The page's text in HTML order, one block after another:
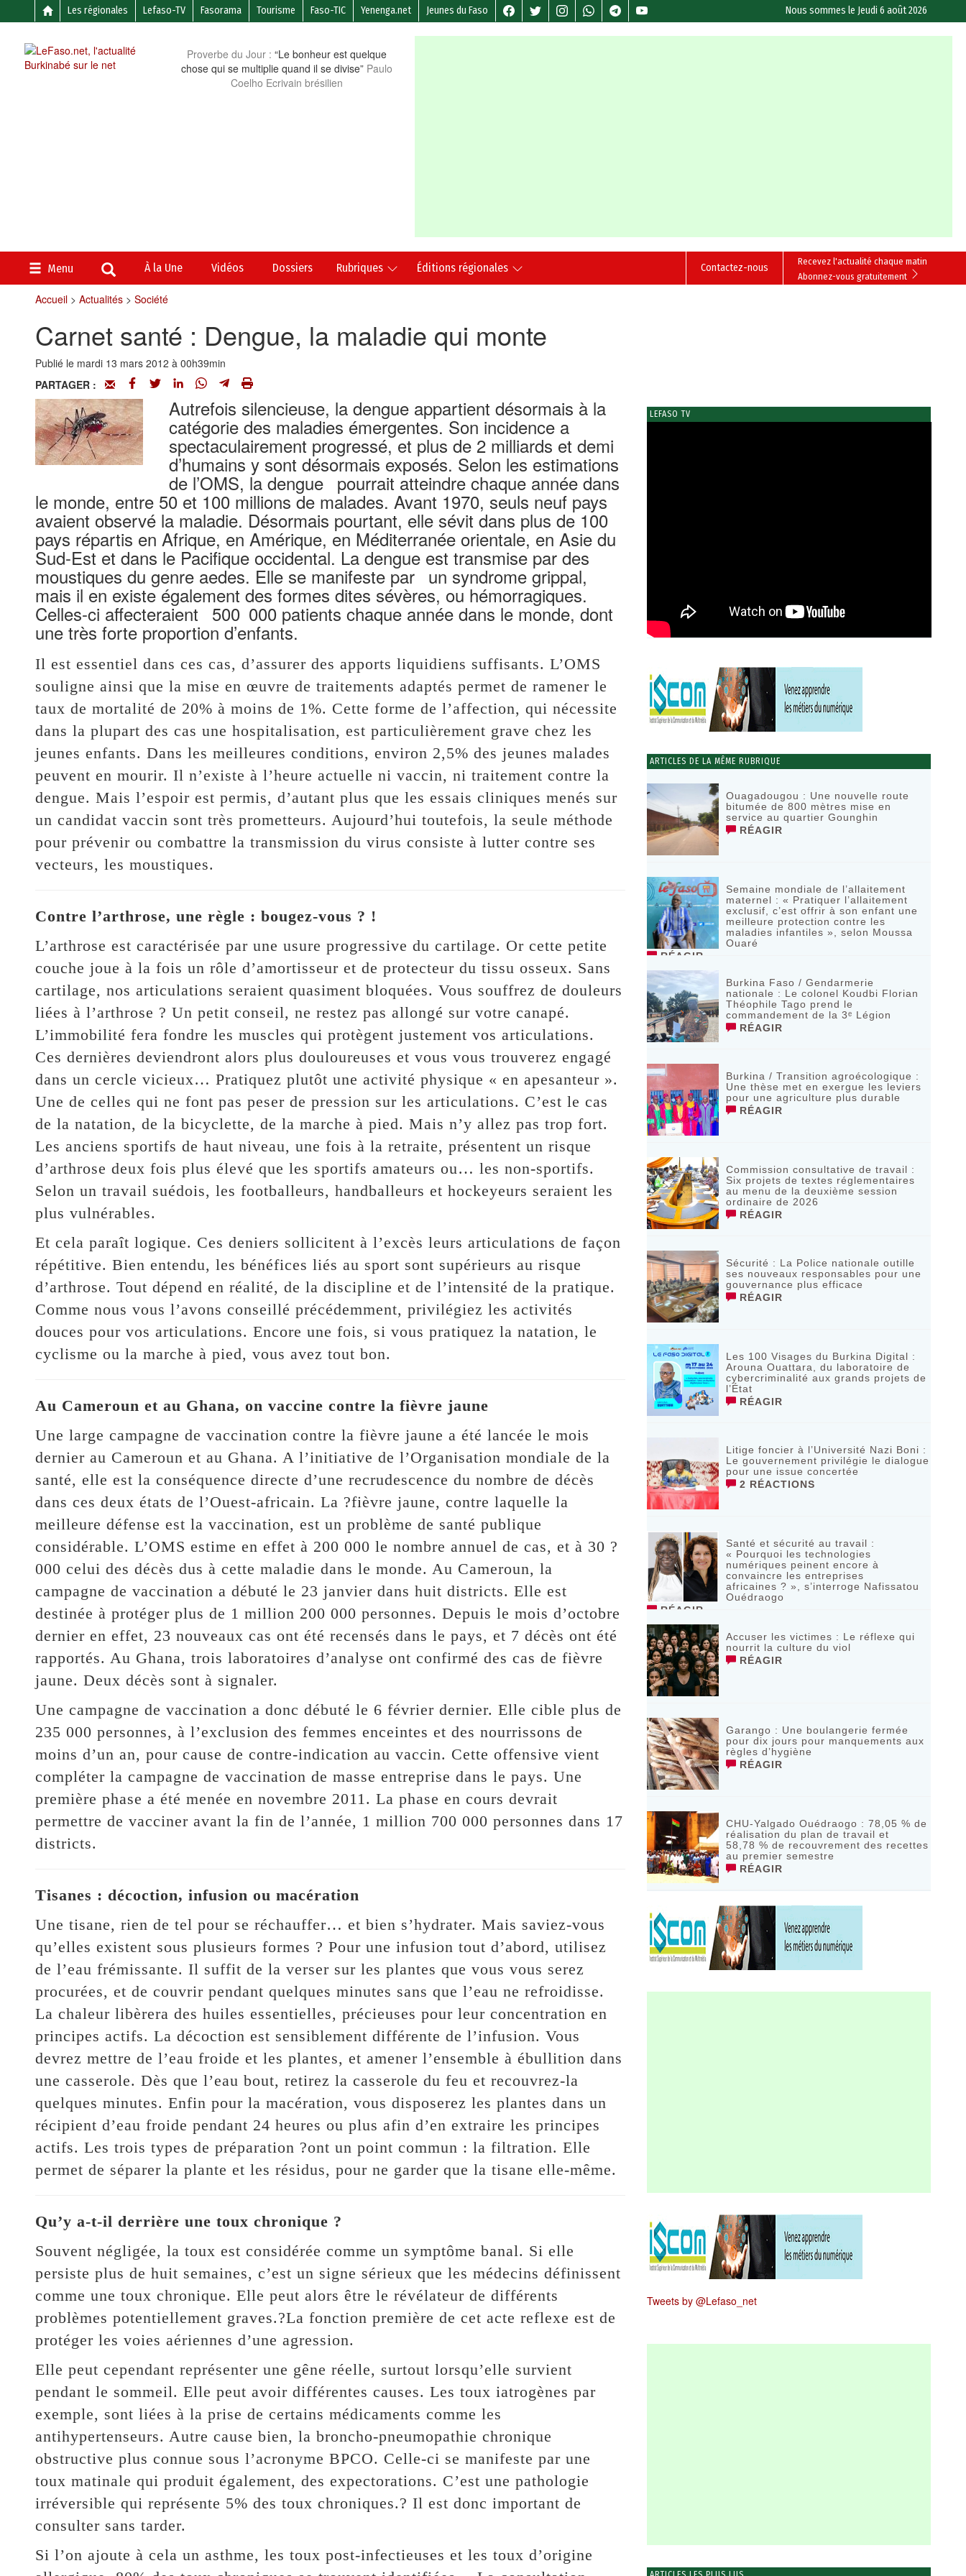
Les régionales Lefaso-TV Fasorama Tourisme Faso-TIC Yenenga.net Jeunes du Faso Nous sommes le Jeudi 6 août 2026
Proverbe du Jour : “Le bonheur est quelque
chose qui se multiplie quand il se divise” Paulo
Coelho Ecrivain brésilien
Menu À la Une Vidéos Dossiers Rubriques Éditions régionales
Recevez l'actualité chaque matin
Abonnez-vous gratuitement
Contactez-nous
Accueil> Actualités> Société
Carnet santé : Dengue, la maladie qui monte
Publié le mardi 13 mars 2012 à 00h39min
PARTAGER :
Autrefois silencieuse, la dengue appartient désormais à la
catégorie des maladies émergentes. Son incidence a
spectaculairement progressé, et plus de 2 milliards et demi
d’humains y sont désormais exposés. Selon les estimations
de l’OMS, la dengue pourrait atteindre chaque année dans
le monde, entre 50 et 100 millions de malades. Avant 1970, seuls neuf pays
avaient observé la maladie. Désormais pourtant, elle sévit dans plus de 100
pays répartis en Afrique, en Amérique, en Méditerranée orientale, en Asie du
Sud-Est et dans le Pacifique occidental. La dengue est transmise par des
moustiques du genre aedes. Elle se manifeste par un syndrome grippal,
mais il en existe également des formes dites sévères, ou hémorragiques.
Celles-ci affecteraient 500 000 patients chaque année dans le monde, dont
une très forte proportion d’enfants.
Il est essentiel dans ces cas, d’assurer des apports liquidiens suffisants. L’OMS
souligne ainsi que la mise en œuvre de traitements adaptés permet de ramener le
taux de mortalité de 20% à moins de 1%. Cette forme de l’affection, qui nécessite
dans la plupart des cas une hospitalisation, est particulièrement grave chez les
jeunes enfants. Dans les meilleures conditions, environ 2,5% des jeunes malades
peuvent en mourir. Il n’existe à l’heure actuelle ni vaccin, ni traitement contre la
dengue. Mais l’espoir est permis, d’autant plus que les essais cliniques menés sur
un candidat vaccin sont très prometteurs. Aujourd’hui toutefois, la seule méthode
pour prévenir ou combattre la transmission du virus consiste à lutter contre ses
vecteurs, les moustiques.
Contre l’arthrose, une règle : bougez-vous ? !
L’arthrose est caractérisée par une usure progressive du cartilage. Or cette petite
couche joue à la fois un rôle d’amortisseur et de protecteur du tissu osseux. Sans
cartilage, nos articulations seraient quasiment bloquées. Vous souffrez de douleurs
liées à l’arthrose ? Un petit conseil, ne restez pas allongé sur votre canapé.
L’immobilité fera fondre les muscles qui protègent justement vos articulations.
Ces dernières deviendront alors plus douloureuses et vous vous trouverez engagé
dans un cercle vicieux… Pratiquez plutôt une activité physique « en apesanteur ».
Une de celles qui ne font pas peser de pression sur les articulations. C’est le cas
de la natation, de la bicyclette, de la marche à pied. Mais n’y allez pas trop fort.
Les anciens sportifs de haut niveau, une fois à la retraite, présentent un risque
d’arthrose deux fois plus élevé que les sportifs amateurs ou… les non-sportifs.
Selon un travail suédois, les footballeurs, handballeurs et hockeyeurs seraient les
plus vulnérables.
Et cela paraît logique. Ces deniers sollicitent à l’excès leurs articulations de façon
répétitive. Bien entendu, les bénéfices liés au sport sont supérieurs au risque
d’arthrose. Tout dépend en réalité, de la discipline et de l’intensité de la pratique.
Comme nous vous l’avons conseillé précédemment, privilégiez les activités
douces pour vos articulations. Encore une fois, si vous pratiquez la natation, le
cyclisme ou la marche à pied, vous avez tout bon.
Au Cameroun et au Ghana, on vaccine contre la fièvre jaune
Une large campagne de vaccination contre la fièvre jaune a été lancée le mois
dernier au Cameroun et au Ghana. A l’initiative de l’Organisation mondiale de la
santé, elle est la conséquence directe d’une recrudescence du nombre de décès
dans ces deux états de l’Ouest-africain. La ?fièvre jaune, contre laquelle la
meilleure défense est la vaccination, est un problème de santé publique
considérable. L’OMS estime en effet à 200 000 le nombre annuel de cas, et à 30 ?
000 celui des décès dus à cette maladie dans le monde. Au Cameroun, la
campagne de vaccination a débuté le 23 janvier dans huit districts. Elle est
destinée à protéger plus de 1 million 200 000 personnes. Depuis le mois d’octobre
dernier en effet, 23 nouveaux cas ont été recensés dans le pays, et 7 décès ont été
rapportés. Au Ghana, trois laboratoires d’analyse ont confirmé des cas de fièvre
jaune. Deux décès sont à signaler.
Une campagne de vaccination a donc débuté le 6 février dernier. Elle cible plus de
235 000 personnes, à l’exclusion des femmes enceintes et des nourrissons de
moins d’un an, pour cause de contre-indication au vaccin. Cette offensive vient
compléter la campagne de vaccination de masse entreprise dans le pays. Une
première phase a été menée en novembre 2011. La phase en cours devrait
permettre de vacciner avant la fin de l’année, 1 million 700 000 personnes dans 17
districts.
Tisanes : décoction, infusion ou macération
Une tisane, rien de tel pour se réchauffer… et bien s’hydrater. Mais saviez-vous
qu’elles existent sous plusieurs formes ? Pour une infusion tout d’abord, utilisez
de l’eau frémissante. Il suffit de la verser sur les plantes que vous vous serez
procurées, et de couvrir pendant quelques minutes sans que l’eau ne refroidisse.
La chaleur libèrera des huiles essentielles, précieuses pour leur concentration en
principes actifs. La décoction est sensiblement différente de l’infusion. Vous
devrez mettre de l’eau froide et les plantes, et amener l’ensemble à ébullition dans
une casserole. Dès que l’eau bout, retirez la casserole du feu et recouvrez-la
quelques minutes. Enfin pour la macération, vous disposerez les plantes dans un
récipient d’eau froide pendant 24 heures ou plus afin d’en extraire les principes
actifs. Les trois types de préparation ?ont un point commun : la filtration. Elle
permet de séparer la plante et les résidus, pour ne garder que la tisane elle-même.
Qu’y a-t-il derrière une toux chronique ?
Souvent négligée, la toux est considérée comme un symptôme banal. Si elle
persiste plus de huit semaines, c’est un signe sérieux que les médecins définissent
comme une toux chronique. Elle peut alors être le révélateur de différents
problèmes potentiellement graves.?La fonction première de cet acte reflexe est de
protéger les voies aériennes d’une agression.
Elle peut cependant représenter une gêne réelle, surtout lorsqu’elle survient
pendant le sommeil. Elle peut avoir différentes causes. Les toux iatrogènes par
exemple, sont liées à la prise de certains médicaments comme les
antihypertenseurs. Autre cause bien, la broncho-pneumopathie chronique
obstructive plus connue sous l’acronyme BPCO. Celle-ci se manifeste par une
toux matinale qui produit également, des expectorations. C’est une pathologie
irréversible qui représente 5% des toux chroniques.? Il est donc important de
consulter sans tarder.
Si l’on ajoute à cela un asthme, les toux post-infectieuses et les toux d’origine
LEFASO TV
ARTICLES DE LA MÊME RUBRIQUE
Ouagadougou : Une nouvelle route
bitumée de 800 mètres mise en
service au quartier Gounghin
RÉAGIR
Semaine mondiale de l’allaitement
maternel : « Pratiquer l’allaitement
exclusif, c’est offrir à son enfant une
meilleure protection contre les
maladies infantiles », selon Moussa
Ouaré
RÉAGIR
Burkina Faso / Gendarmerie
nationale : Le colonel Koudbi Florian
Théophile Tago prend le
commandement de la 3ᵉ Légion
RÉAGIR
Burkina / Transition agroécologique :
Une thèse met en exergue les leviers
pour une agriculture plus durable
RÉAGIR
Commission consultative de travail :
Six projets de textes réglementaires
au menu de la deuxième session
ordinaire de 2026
RÉAGIR
Sécurité : La Police nationale outille
ses nouveaux responsables pour une
gouvernance plus efficace
RÉAGIR
Les 100 Visages du Burkina Digital :
Arouna Ouattara, du laboratoire de
cybercriminalité aux grands projets de
l’État
RÉAGIR
Litige foncier à l’Université Nazi Boni :
Le gouvernement privilégie le dialogue
pour une issue concertée
2 RÉACTIONS
Santé et sécurité au travail :
« Pourquoi les technologies
numériques peinent encore à
convaincre les entreprises
africaines ? », s’interroge Nafissatou
Ouédraogo
RÉAGIR
Accuser les victimes : Le réflexe qui
nourrit la culture du viol
RÉAGIR
Garango : Une boulangerie fermée
pour dix jours pour manquements aux
règles d’hygiène
RÉAGIR
CHU-Yalgado Ouédraogo : 78,05 % de
réalisation du plan de travail et
58,78 % de recouvrement des recettes
au premier semestre
RÉAGIR
Tweets by @Lefaso_net